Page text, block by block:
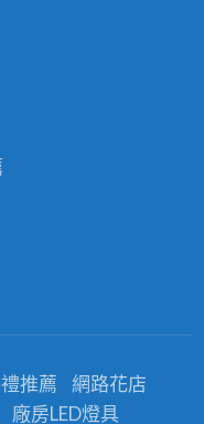
推薦
網路花店
廠房LED燈具